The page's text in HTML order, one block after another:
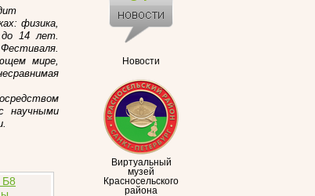
Новости
Виртуальный
музей
Красносельского
района
физика,
14 лет.
мире,
научными